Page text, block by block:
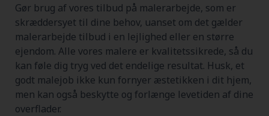
Gør brug af vores tilbud på malerarbejde, som er
skræddersyet til dine behov, uanset om det gælder
malerarbejde tilbud i en lejlighed eller en større
ejendom. Alle vores malere er kvalitetssikrede, så du
kan føle dig tryg ved det endelige resultat. Husk, et
godt malejob ikke kun fornyer æstetikken i dit hjem,
men kan også beskytte og forlænge levetiden af dine
overflader.